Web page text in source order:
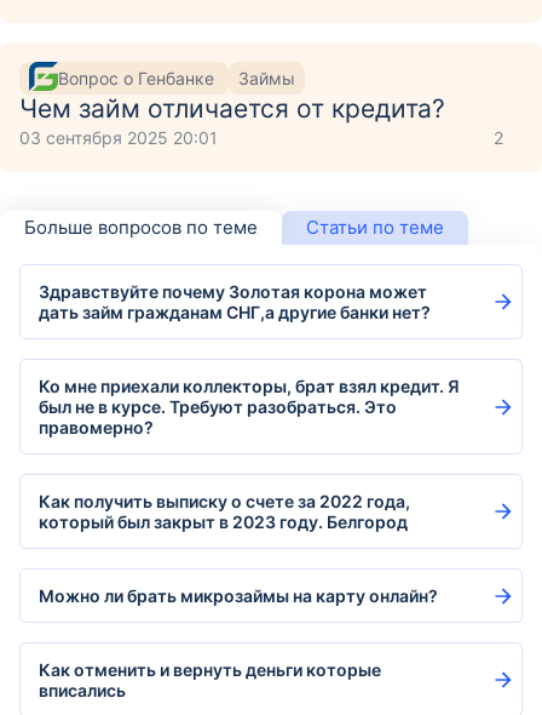
Вопрос о Генбанке Займы
Чем займ отличается от кредита?
03 сентября 2025 20:01 2
Больше вопросов по теме Статьи по теме
Здравствуйте почему Золотая корона может
дать займ гражданам СНГ,а другие банки нет?
Ко мне приехали коллекторы, брат взял кредит. Я
был не в курсе. Требуют разобраться. Это
правомерно?
Как получить выписку о счете за 2022 года,
который был закрыт в 2023 году. Белгород
Можно ли брать микрозаймы на карту онлайн?
Как отменить и вернуть деньги которые
вписались